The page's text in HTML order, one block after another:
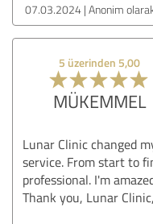
07.03.2024 Anonim
5 üzerinden 5,00
MÜKEMMEL
Lunar Clinic changed
service. From start to
professional. I'm
Thank you, Lunar